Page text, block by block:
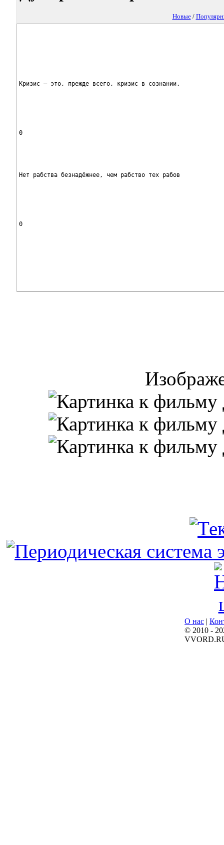
Новые/
Кризис — это, прежде всего, кризис в сознании.
0
Нет рабства безнадёжнее, чем рабство тех рабов
0
О нас |
© 2010 -